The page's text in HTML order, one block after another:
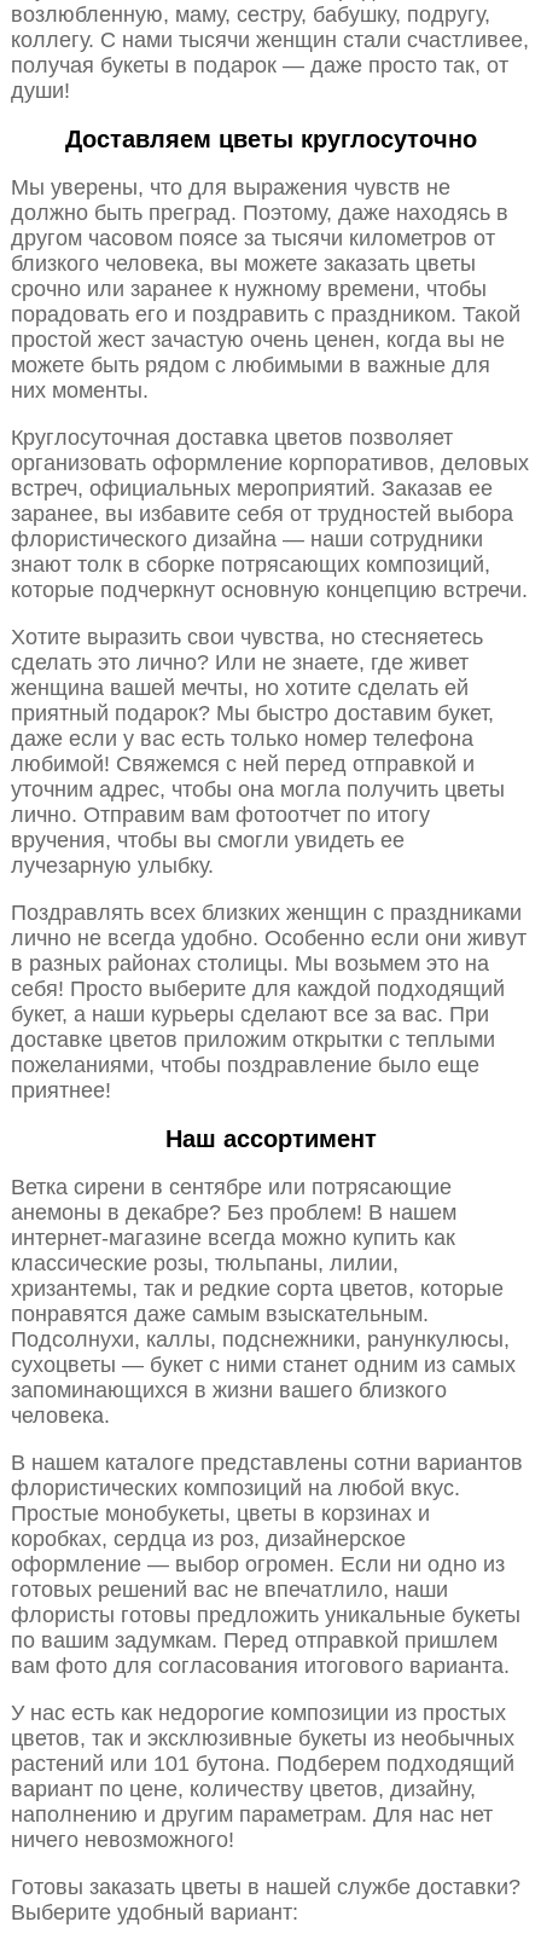
возлюбленную, маму, сестру, бабушку, подругу,
коллегу. С нами тысячи женщин стали счастливее,
получая букеты в подарок — даже просто так, от
души!
Доставляем цветы круглосуточно
Мы уверены, что для выражения чувств не
должно быть преград. Поэтому, даже находясь в
другом часовом поясе за тысячи километров от
близкого человека, вы можете заказать цветы
срочно или заранее к нужному времени, чтобы
порадовать его и поздравить с праздником. Такой
простой жест зачастую очень ценен, когда вы не
можете быть рядом с любимыми в важные для
них моменты.
Круглосуточная доставка цветов позволяет
организовать оформление корпоративов, деловых
встреч, официальных мероприятий. Заказав ее
заранее, вы избавите себя от трудностей выбора
флористического дизайна — наши сотрудники
знают толк в сборке потрясающих композиций,
которые подчеркнут основную концепцию встречи.
Хотите выразить свои чувства, но стесняетесь
сделать это лично? Или не знаете, где живет
женщина вашей мечты, но хотите сделать ей
приятный подарок? Мы быстро доставим букет,
даже если у вас есть только номер телефона
любимой! Свяжемся с ней перед отправкой и
уточним адрес, чтобы она могла получить цветы
лично. Отправим вам фотоотчет по итогу
вручения, чтобы вы смогли увидеть ее
лучезарную улыбку.
Поздравлять всех близких женщин с праздниками
лично не всегда удобно. Особенно если они живут
в разных районах столицы. Мы возьмем это на
себя! Просто выберите для каждой подходящий
букет, а наши курьеры сделают все за вас. При
доставке цветов приложим открытки с теплыми
пожеланиями, чтобы поздравление было еще
приятнее!
Наш ассортимент
Ветка сирени в сентябре или потрясающие
анемоны в декабре? Без проблем! В нашем
интернет-магазине всегда можно купить как
классические розы, тюльпаны, лилии,
хризантемы, так и редкие сорта цветов, которые
понравятся даже самым взыскательным.
Подсолнухи, каллы, подснежники, ранункулюсы,
сухоцветы — букет с ними станет одним из самых
запоминающихся в жизни вашего близкого
человека.
В нашем каталоге представлены сотни вариантов
флористических композиций на любой вкус.
Простые монобукеты, цветы в корзинах и
коробках, сердца из роз, дизайнерское
оформление — выбор огромен. Если ни одно из
готовых решений вас не впечатлило, наши
флористы готовы предложить уникальные букеты
по вашим задумкам. Перед отправкой пришлем
вам фото для согласования итогового варианта.
У нас есть как недорогие композиции из простых
цветов, так и эксклюзивные букеты из необычных
растений или 101 бутона. Подберем подходящий
вариант по цене, количеству цветов, дизайну,
наполнению и другим параметрам. Для нас нет
ничего невозможного!
Готовы заказать цветы в нашей службе доставки?
Выберите удобный вариант: